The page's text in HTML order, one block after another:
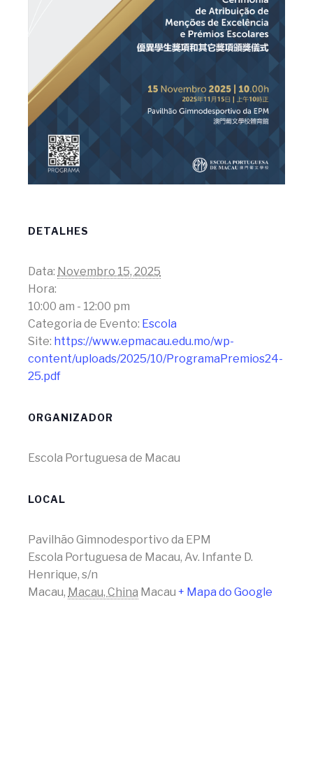
DETALHES
Data: Novembro 15, 2025
Hora:
10:00 am - 12:00 pm
Categoria de Evento: Escola
Site: https://www.epmacau.edu.mo/wp-
content/uploads/2025/10/ProgramaPremios24-
25.pdf
ORGANIZADOR
Escola Portuguesa de Macau
LOCAL
Pavilhão Gimnodesportivo da EPM
Escola Portuguesa de Macau, Av. Infante D.
Henrique, s/n
Macau, Macau, China Macau + Mapa do Google